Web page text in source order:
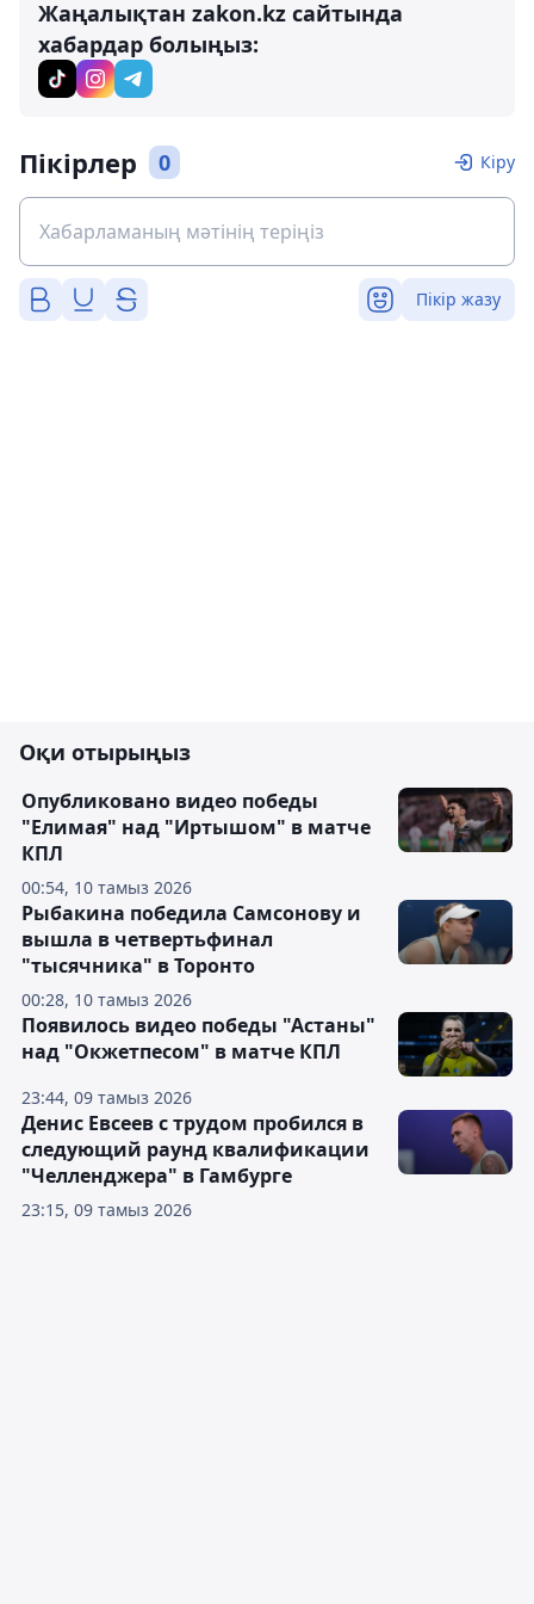
Жаңалықтан zakon.kz сайтында
хабардар болыңыз:
Пікірлер 0 Кіру
Пікір жазу
Оқи отырыңыз
00:54, 10 тамыз 2026
Опубликовано видео победы
"Елимая" над "Иртышом" в матче
КПЛ
00:28, 10 тамыз 2026
Рыбакина победила Самсонову и
вышла в четвертьфинал
"тысячника" в Торонто
23:44, 09 тамыз 2026
Появилось видео победы "Астаны"
над "Окжетпесом" в матче КПЛ
23:15, 09 тамыз 2026
Денис Евсеев с трудом пробился в
следующий раунд квалификации
"Челленджера" в Гамбурге